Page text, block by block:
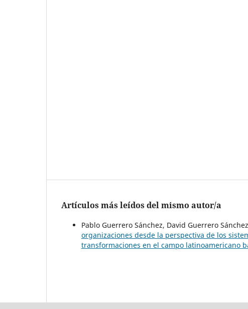
Artículos más leídos del mismo autor/a
Pablo Guerrero Sánchez, David Guerrero
organizaciones desde la perspectiva de los
transformaciones en el campo latinoamericano